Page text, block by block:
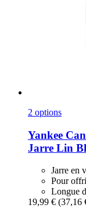
2 options
Yankee
Jarre Lin
Jarre en
Pour
Longue
19,99 € (37,16